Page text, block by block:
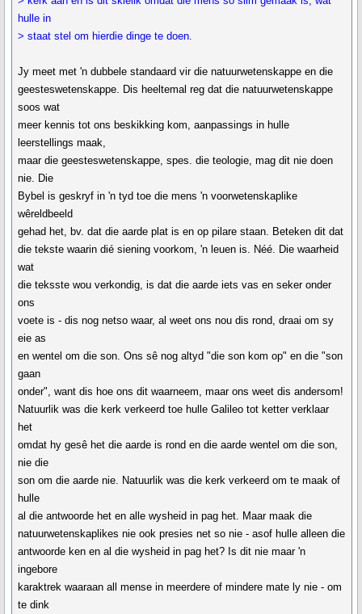
hulle in
> staat stel om hierdie dinge te doen.
Jy meet met 'n dubbele standaard vir die natuurwetenskappe en die
geesteswetenskappe. Dis heeltemal reg dat die natuurwetenskappe
soos wat
meer kennis tot ons beskikking kom, aanpassings in hulle
leerstellings maak,
maar die geesteswetenskappe, spes. die teologie, mag dit nie doen
nie. Die
Bybel is geskryf in 'n tyd toe die mens 'n voorwetenskaplike
wêreldbeeld
gehad het, bv. dat die aarde plat is en op pilare staan. Beteken dit dat
die tekste waarin dié siening voorkom, 'n leuen is. Néé. Die waarheid
wat
die teksste wou verkondig, is dat die aarde iets vas en seker onder
ons
voete is - dis nog netso waar, al weet ons nou dis rond, draai om sy
eie as
en wentel om die son. Ons sê nog altyd "die son kom op" en die "son
gaan
onder", want dis hoe ons dit waarneem, maar ons weet dis andersom!
Natuurlik was die kerk verkeerd toe hulle Galileo tot ketter verklaar
het
omdat hy gesê het die aarde is rond en die aarde wentel om die son,
nie die
son om die aarde nie. Natuurlik was die kerk verkeerd om te maak of
hulle
al die antwoorde het en alle wysheid in pag het. Maar maak die
natuurwetenskaplikes nie ook presies net so nie - asof hulle alleen die
antwoorde ken en al die wysheid in pag het? Is dit nie maar 'n
ingebore
karaktrek waaraan all mense in meerdere of mindere mate ly nie - om
te dink